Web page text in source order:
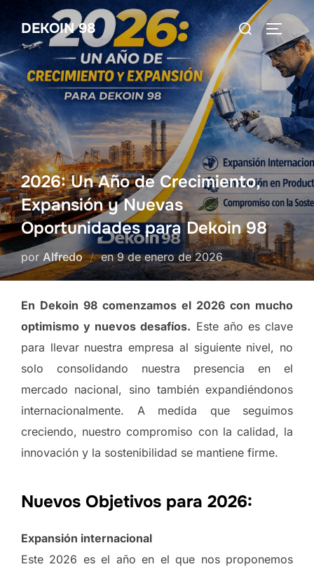
Saltar
al
contenido
DEKOIN 98 Buscar:
2026: Un Año de Crecimiento,
Expansión y Nuevas
Oportunidades para Dekoin 98
por Alfredo enPublicado
el
9 de enero de 2026
En Dekoin 98 comenzamos el 2026 con mucho
optimismo y nuevos desafíos. Este año es clave
para llevar nuestra empresa al siguiente nivel, no
solo consolidando nuestra presencia en el
mercado nacional, sino también expandiéndonos
internacionalmente. A medida que seguimos
creciendo, nuestro compromiso con la calidad, la
innovación y la sostenibilidad se mantiene firme.
Nuevos Objetivos para 2026:
Expansión internacional
Este 2026 es el año en el que nos proponemos